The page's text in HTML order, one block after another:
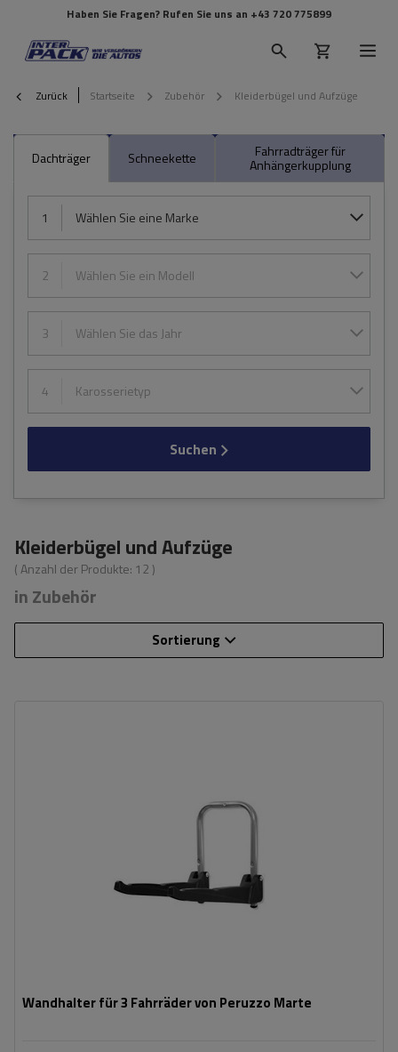
Haben Sie Fragen? Rufen Sie uns an +43 720 775899
Zurück Startseite Zubehör Kleiderbügel und Aufzüge
Dachträger Schneekette Fahrradträger für
Anhängerkupplung
1 Wählen Sie eine Marke
2 Wählen Sie ein Modell
3 Wählen Sie das Jahr
4 Karosserietyp
Suchen
Kleiderbügel und Aufzüge
( Anzahl der Produkte: 12 )
in Zubehör
Sortierung
Wandhalter für 3 Fahrräder von Peruzzo Marte